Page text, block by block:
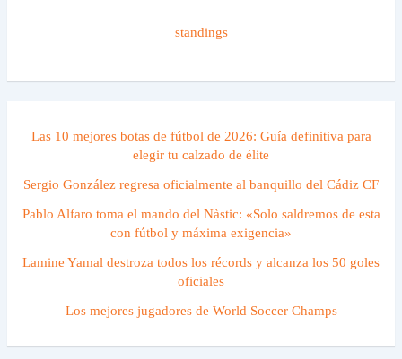
standings
Las 10 mejores botas de fútbol de 2026: Guía definitiva para
elegir tu calzado de élite
Sergio González regresa oficialmente al banquillo del Cádiz CF
Pablo Alfaro toma el mando del Nàstic: «Solo saldremos de esta
con fútbol y máxima exigencia»
Lamine Yamal destroza todos los récords y alcanza los 50 goles
oficiales
Los mejores jugadores de World Soccer Champs